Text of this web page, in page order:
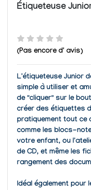
Étiqueteuse
(Pas encore d' avis)
L'étiqueteuse Junior
simple à utiliser et
de "cliquer" sur le
créer des étiquettes
pratiquement tout ce
comme les blocs-
votre enfant, ou
de CD, et même les
rangement des
Idéal également pour